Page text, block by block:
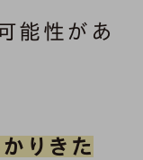
能性があ
りきた